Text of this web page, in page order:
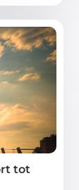
tot